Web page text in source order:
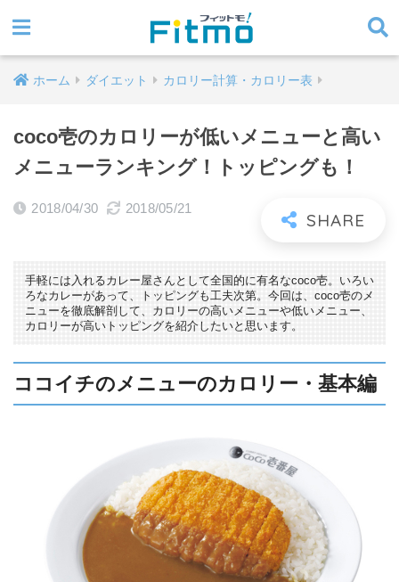
ホーム ダイエット カロリー計算・カロリー表
coco壱のカロリーが低いメニューと高い
メニューランキング！トッピングも！
2018/04/30 2018/05/21
手軽には入れるカレー屋さんとして全国的に有名なcoco壱。いろい
ろなカレーがあって、トッピングも工夫次第。今回は、coco壱のメ
ニューを徹底解剖して、カロリーの高いメニューや低いメニュー、
カロリーが高いトッピングを紹介したいと思います。
ココイチのメニューのカロリー・基本編